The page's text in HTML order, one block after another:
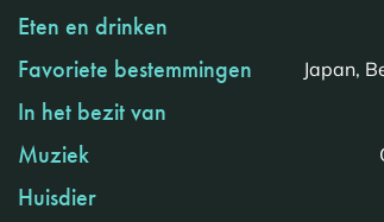
Eten en drinken
Favoriete bestemmingen Japan,
In het bezit van
Muziek
Huisdier